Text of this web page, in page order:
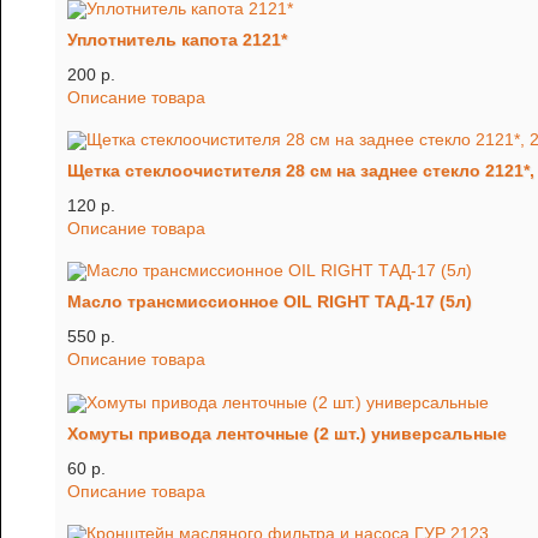
Уплотнитель капота 2121*
200 p.
Описание товара
Щетка стеклоочистителя 28 см на заднее стекло 2121*,
120 p.
Описание товара
Масло трансмиссионное OIL RIGHT ТАД-17 (5л)
550 p.
Описание товара
Хомуты привода ленточные (2 шт.) универсальные
60 p.
Описание товара